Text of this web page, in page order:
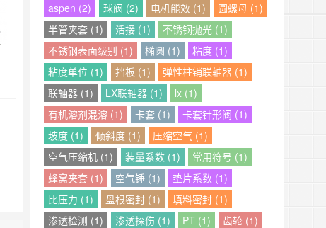
aspen (2)
球阀 (2) 电机能效 (1)
圆螺母 (1)
半管夹套 (1)
活接 (1)
不锈钢抛光 (1)
不锈钢表面级别 (1)
椭圆 (1)
粘度 (1)
粘度单位 (1)
挡板 (1)
弹性柱销联轴器 (1)
联轴器 (1)
LX联轴器 (1)
lx (1)
有机溶剂混溶 (1)
卡套 (1)
卡套针形阀 (1)
坡度 (1)
倾斜度 (1)
压缩空气 (1)
空气压缩机 (1)
装量系数 (1)
常用符号 (1)
蜂窝夹套 (1)
空气锤 (1)
垫片系数 (1)
比压力 (1)
盘根密封 (1)
填料密封 (1)
渗透检测 (1)
渗透探伤 (1) PT (1) 齿轮 (1)